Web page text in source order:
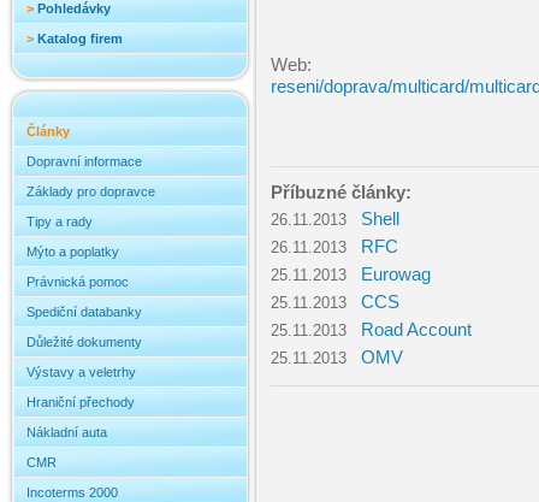
> Pohledávky
> Katalog firem
Články
Dopravní informace
Základy pro dopravce
Tipy a rady
Mýto a poplatky
Právnická pomoc
Spediční databanky
Důležité dokumenty
Výstavy a veletrhy
Hraniční přechody
Nákladní auta
CMR
Incoterms 2000
reseni/doprava/multicard/
Příbuzné články:
26.11.2013 Shell
26.11.2013 RFC
25.11.2013 Eurowag
25.11.2013 CCS
25.11.2013 Road Account
25.11.2013 OMV